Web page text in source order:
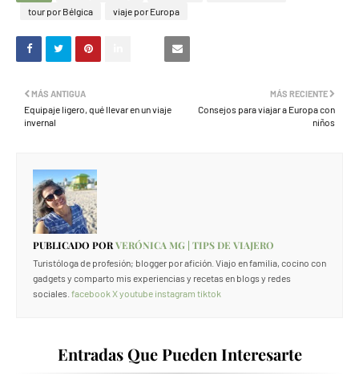
tour por Bélgica
viaje por Europa
MÁS RECIENTE
Consejos para viajar a Europa con
niños
MÁS ANTIGUA
Equipaje ligero, qué llevar en un viaje
invernal
PUBLICADO PORVERÓNICA MG | TIPS DE VIAJERO
Turistóloga de profesión; blogger por afición. Viajo en familia, cocino con
gadgets y comparto mis experiencias y recetas en blogs y redes
sociales. facebook Xyoutube instagram tiktok
Entradas Que Pueden Interesarte